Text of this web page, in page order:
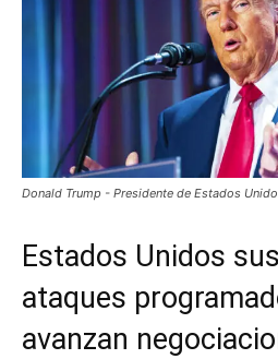
Donald Trump - Presidente de Estados
Estados Unidos
ataques
avanzan